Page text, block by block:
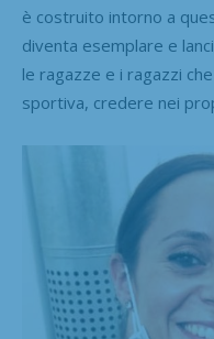
è costruito intorno a
diventa esemplare e
le ragazze e i ragazzi
sportiva, credere nei